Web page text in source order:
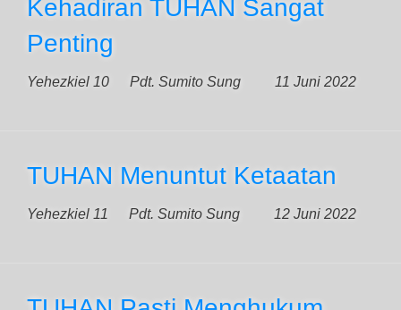
Kehadiran TUHAN Sangat
Penting
Yehezkiel 10 11 Juni 2022
Pdt. Sumito Sung
TUHAN Menuntut Ketaatan
Yehezkiel 11 12 Juni 2022
Pdt. Sumito Sung